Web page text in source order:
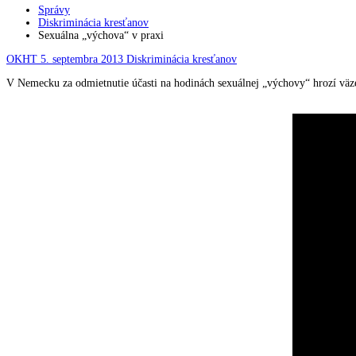
Správy
Diskriminácia kresťanov
Sexuálna „výchova“ v praxi
OKHT 5. septembra 2013 Diskriminácia kresťanov
V Nemecku za odmietnutie účasti na hodinách sexuálnej „výchovy“ hrozí